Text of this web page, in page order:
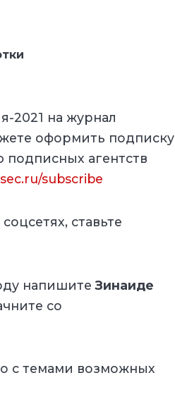
2021 на журнал
оформить подписку
агентств
subscribe
ставьте
напишитеЗинаиде
со
с темами возможных